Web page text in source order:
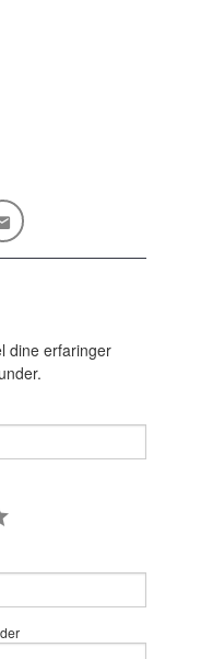
dine erfaringer